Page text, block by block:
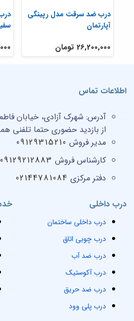
درب ضد سرقت مدل رپینگی
آپارتمان
26,200,000 تومان
درب داخلی
درب داخلی ساختمان
درب چوبی اتاق
درب ضد آب
درب آکوستیک
درب ضد حریق
درب پلی وود
اطلاعات تماس
آدرس: شهرک آزادی، خیابان
از بازدید حضوری حتما تلفنی
مدیر فروش 09129315210
کارشناس فروش 09129212883
دفتر مرکزی 02144781084